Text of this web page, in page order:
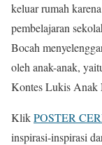
keluar rumah
pembelajaran
Bocah
oleh anak-anak,
Kontes Lukis Anak
KlikPOSTER
inspirasi-inspirasi